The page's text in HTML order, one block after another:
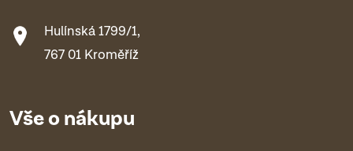
Hulínská 1799/1,
767 01 Kroměříž
Vše o nákupu